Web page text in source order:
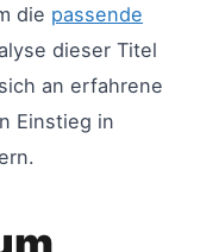
die passende
dieser Titel
an erfahrene
Einstieg in